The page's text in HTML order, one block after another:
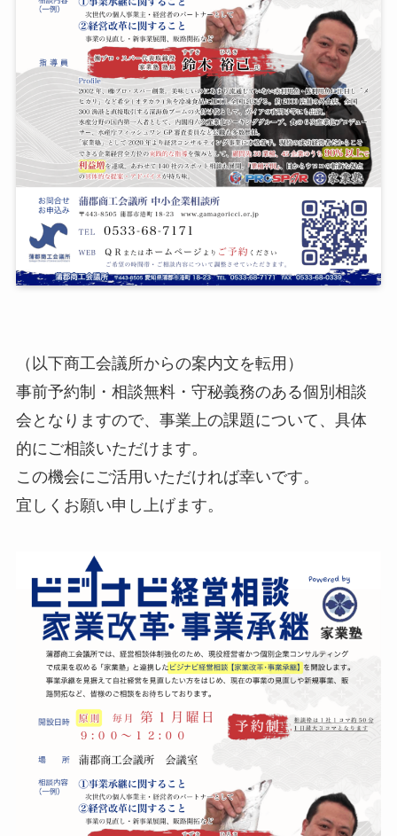
（以下商工会議所からの案内文を転用）
事前予約制・相談無料・守秘義務のある個別相談
会となりますので、事業上の課題について、具体
的にご相談いただけます。
この機会にご活用いただければ幸いです。
宜しくお願い申し上げます。